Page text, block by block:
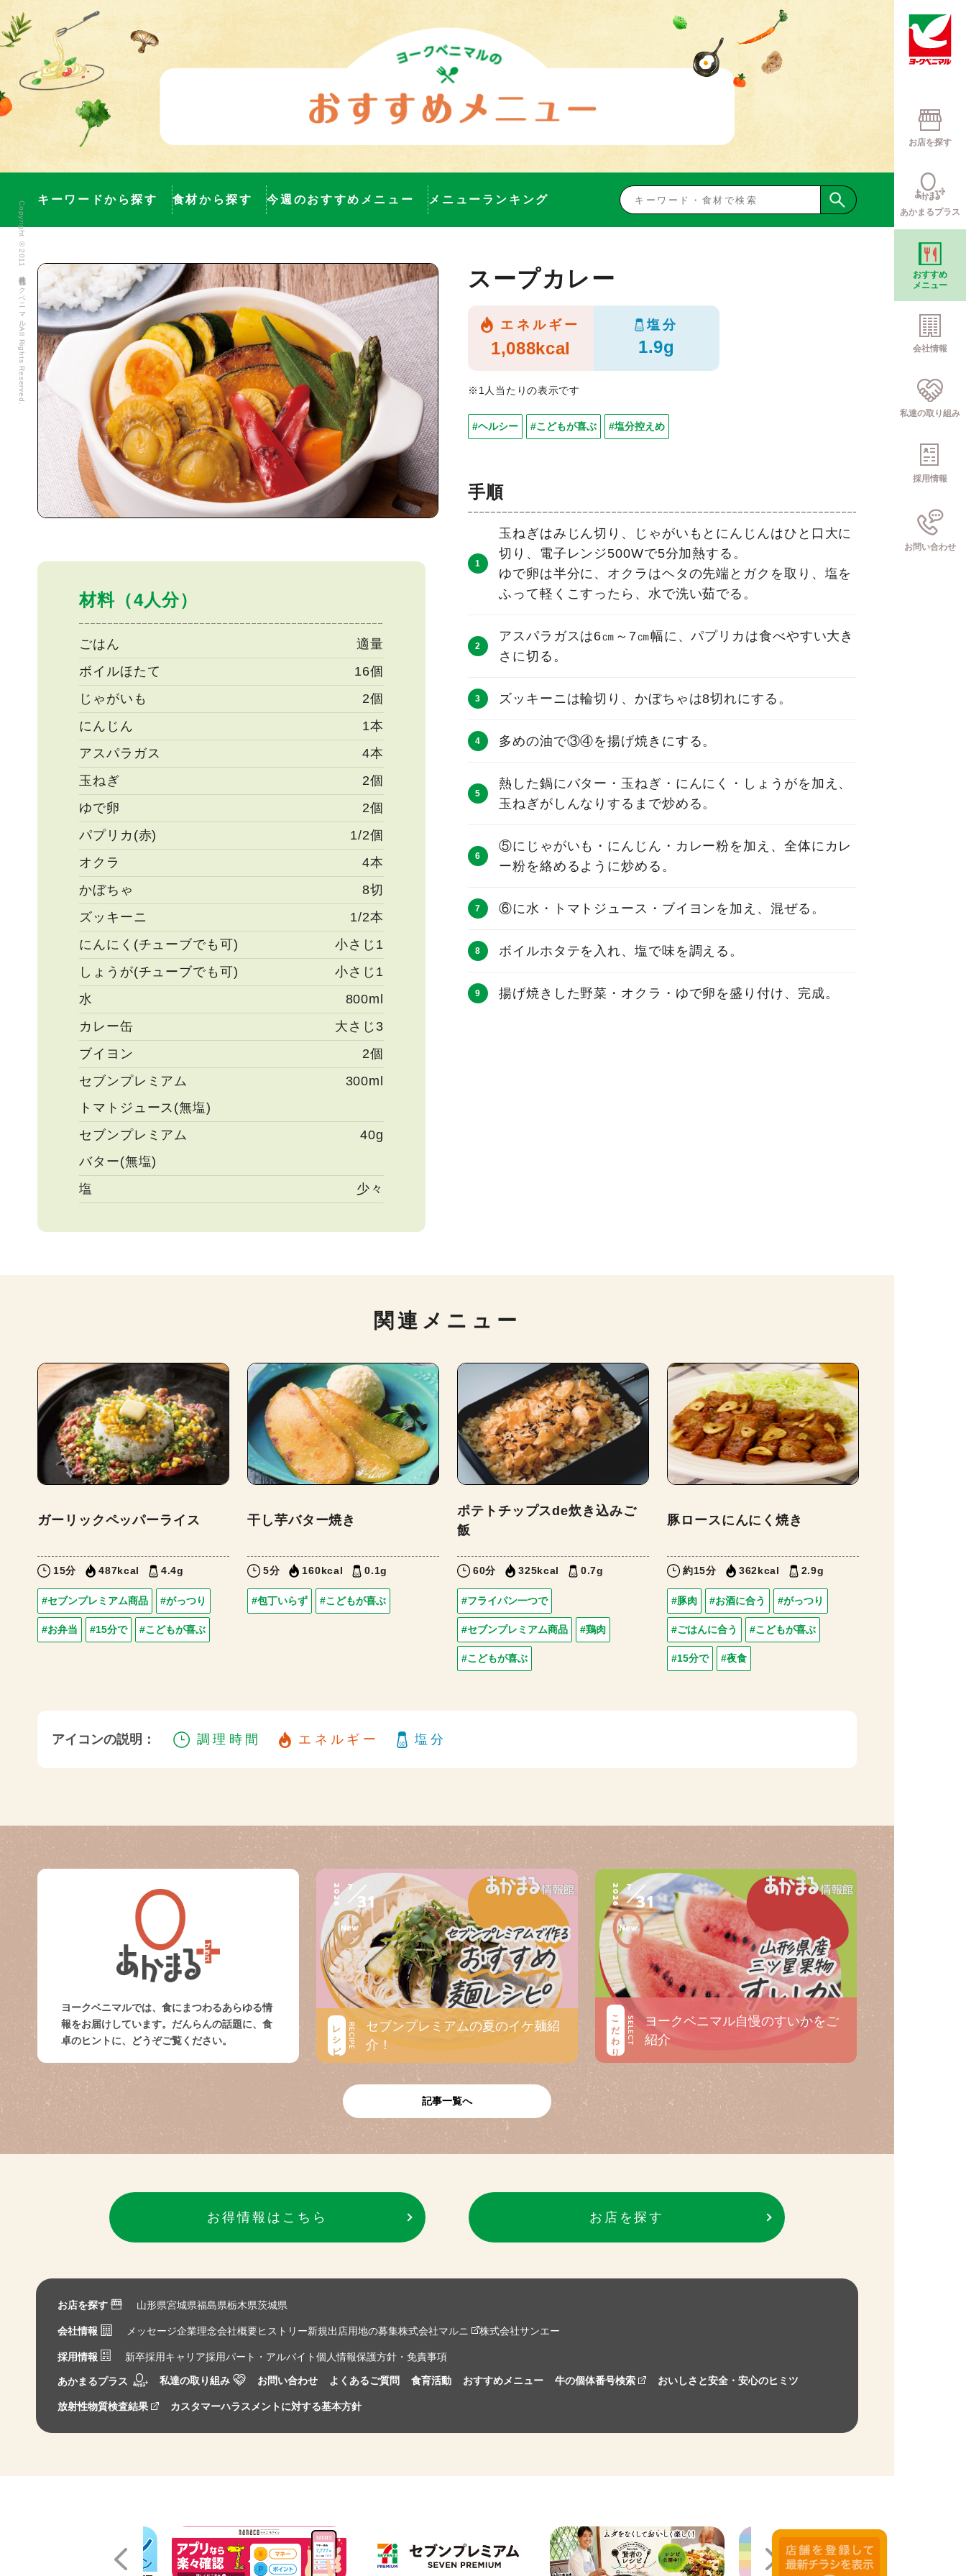
お店を探す
あかまるプラス
おすすめ
メニュー
会社情報
私達の取り組み
採用情報
お問い合わせ
キーワードから探す 食材から探す 今週のおすすめメニュー メニューランキング
材料（4人分）
ごはん
適量
ボイルほたて
16個
じゃがいも
2個
にんじん
1本
アスパラガス
4本
玉ねぎ
2個
ゆで卵
2個
パプリカ(赤)
1/2個
オクラ
4本
かぼちゃ
8切
ズッキーニ
1/2本
にんにく(チューブでも可)
小さじ1
しょうが(チューブでも可)
小さじ1
水
800ml
カレー缶
大さじ3
ブイヨン
2個
セブンプレミアム
トマトジュース(無塩)
300ml
セブンプレミアム
バター(無塩)
40g
塩 少々
スープカレー
エネルギー
1,088kcal
塩分
1.9g
※1人当たりの表示です
#ヘルシー #こどもが喜ぶ #塩分控えめ
手順
玉ねぎはみじん切り、じゃがいもとにんじんはひと口大に
切り、電子レンジ500Wで5分加熱する。
ゆで卵は半分に、オクラはヘタの先端とガクを取り、塩を
ふって軽くこすったら、水で洗い茹でる。
アスパラガスは6㎝～7㎝幅に、パプリカは食べやすい大き
さに切る。
ズッキーニは輪切り、かぼちゃは8切れにする。
多めの油で③④を揚げ焼きにする。
熱した鍋にバター・玉ねぎ・にんにく・しょうがを加え、
玉ねぎがしんなりするまで炒める。
⑤にじゃがいも・にんじん・カレー粉を加え、全体にカレ
ー粉を絡めるように炒める。
⑥に水・トマトジュース・ブイヨンを加え、混ぜる。
ボイルホタテを入れ、塩で味を調える。
揚げ焼きした野菜・オクラ・ゆで卵を盛り付け、完成。
関連メニュー
ガーリックペッパーライス
15分 487kcal 4.4g
#セブンプレミアム商品 #がっつり
#お弁当 #15分で #こどもが喜ぶ
干し芋バター焼き
5分 160kcal 0.1g
#包丁いらず #こどもが喜ぶ
ポテトチップスde炊き込みご
飯
60分 325kcal 0.7g
#フライパン一つで
#セブンプレミアム商品 #鶏肉
#こどもが喜ぶ
豚ロースにんにく焼き
約15分 362kcal 2.9g
#豚肉 #お酒に合う #がっつり
#ごはんに合う #こどもが喜ぶ
#15分で #夜食
アイコンの説明： 調理時間 エネルギー 塩分
ヨークベニマルでは、食にまつわるあらゆる情
報をお届けしています。だんらんの話題に、食
卓のヒントに、どうぞご覧ください。
2026 7
31
レシピ RECIPE
セブンプレミアムの夏のイケ麺紹
介！
2026 7
31
こだわり SELECT
ヨークベニマル自慢のすいかをご
紹介
記事一覧へ
お得情報はこちら お店を探す
お店を探す 山形県宮城県福島県栃木県茨城県
会社情報 メッセージ企業理念会社概要ヒストリー新規出店用地の募集株式会社マルニ 株式会社サンエー
採用情報 新卒採用キャリア採用パート・アルバイト個人情報保護方針・免責事項
あかまるプラス 私達の取り組み お問い合わせ よくあるご質問 食育活動 おすすめメニュー 牛の個体番号検索 おいしさと安全・安心のヒミツ
放射性物質検査結果 カスタマーハラスメントに対する基本方針
Copyright ©2011 株式会社ヨークベニマル All Rights Reserved.